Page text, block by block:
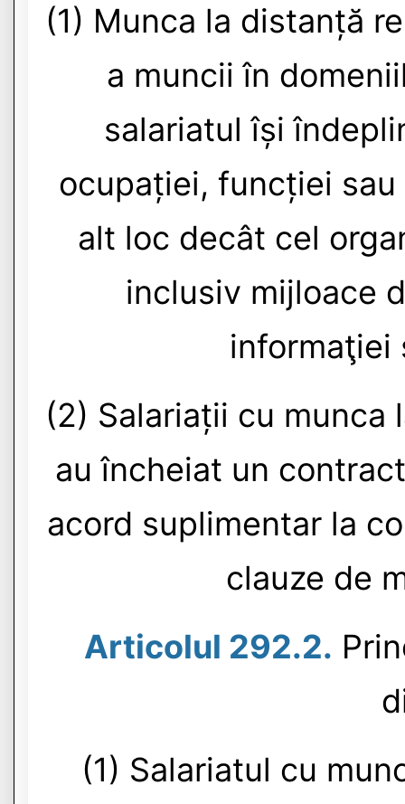
(1) Munca la distanță
a muncii în
salariatul își
ocupației, funcției
alt loc decât cel
inclusiv mijloace
informaţiei
(2) Salariații cu munca
au încheiat un
acord suplimentar la
clauze de
Articolul 292.2.
(1) Salariatul cu